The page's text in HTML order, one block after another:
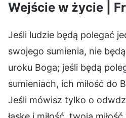
Wejście w życie |
Jeśli ludzie będą polegać
swojego sumienia, nie
uroku Boga; jeśli będą
sumieniach, ich miłość do
Jeśli mówisz tylko o